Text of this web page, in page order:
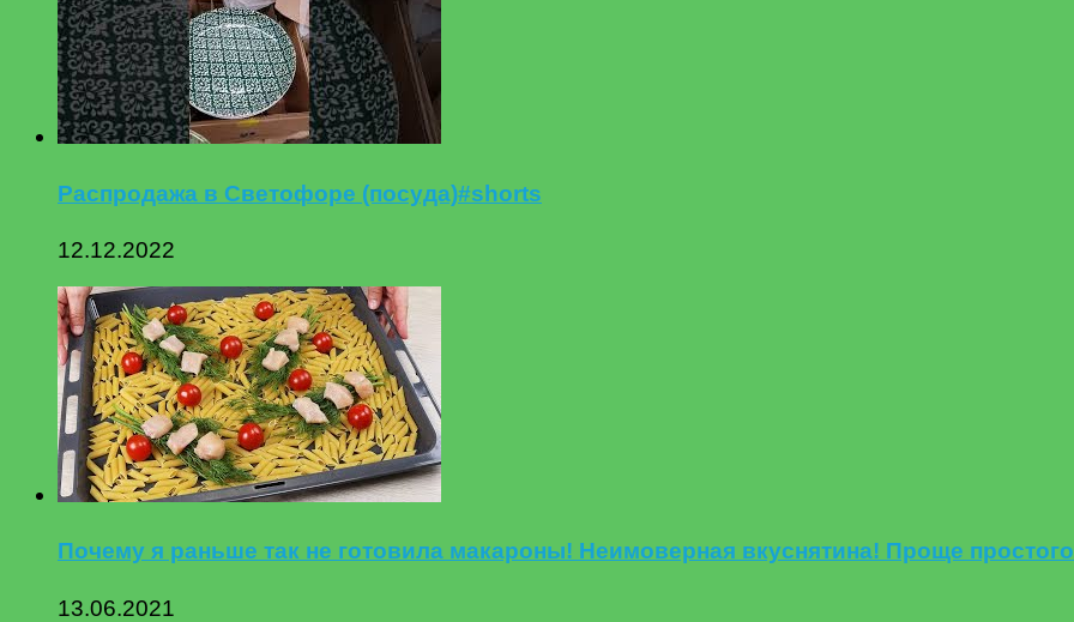
Распродажа в Светофоре (посуда)#shorts
12.12.2022
Почему я раньше так не готовила макароны! Неимоверная вкуснятина! Проще простого
13.06.2021